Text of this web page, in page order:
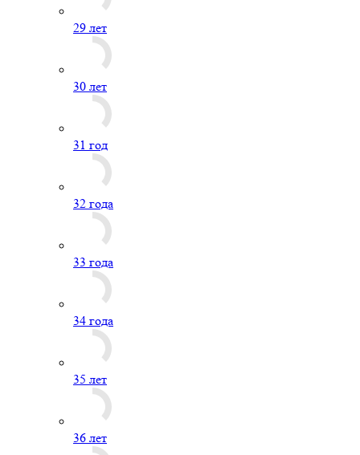
29 лет
30 лет
31 год
32 года
33 года
34 года
35 лет
36 лет